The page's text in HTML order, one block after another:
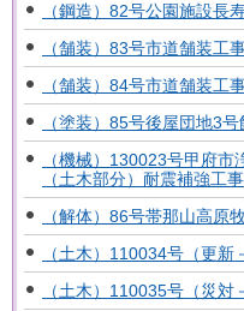
（鋼造）82号公園施設長
（舗装）83号市道舗装工
（舗装）84号市道舗装工
（塗装）85号後屋団地3
（機械）130023号甲府
（土木部分）耐震補強工事
（解体）86号帯那山高原
（土木）110034号（更
（土木）110035号（災